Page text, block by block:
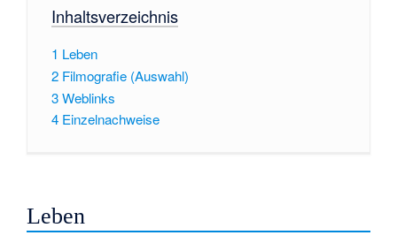
Inhaltsverzeichnis
1 Leben
2 Filmografie (Auswahl)
3Weblinks
4 Einzelnachweise
Leben